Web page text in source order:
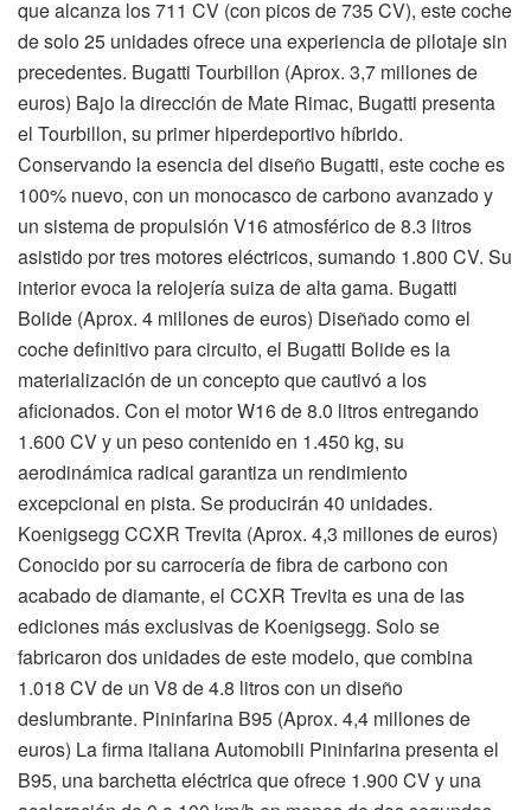
que alcanza los 711 CV (con picos de 735 CV), este coche
de solo 25 unidades ofrece una experiencia de pilotaje sin
precedentes. Bugatti Tourbillon (Aprox. 3,7 millones de
euros) Bajo la dirección de Mate Rimac, Bugatti presenta
el Tourbillon, su primer hiperdeportivo híbrido.
Conservando la esencia del diseño Bugatti, este coche es
100% nuevo, con un monocasco de carbono avanzado y
un sistema de propulsión V16 atmosférico de 8.3 litros
asistido por tres motores eléctricos, sumando 1.800 CV. Su
interior evoca la relojería suiza de alta gama. Bugatti
Bolide (Aprox. 4 millones de euros) Diseñado como el
coche definitivo para circuito, el Bugatti Bolide es la
materialización de un concepto que cautivó a los
aficionados. Con el motor W16 de 8.0 litros entregando
1.600 CV y un peso contenido en 1.450 kg, su
aerodinámica radical garantiza un rendimiento
excepcional en pista. Se producirán 40 unidades.
Koenigsegg CCXR Trevita (Aprox. 4,3 millones de euros)
Conocido por su carrocería de fibra de carbono con
acabado de diamante, el CCXR Trevita es una de las
ediciones más exclusivas de Koenigsegg. Solo se
fabricaron dos unidades de este modelo, que combina
1.018 CV de un V8 de 4.8 litros con un diseño
deslumbrante. Pininfarina B95 (Aprox. 4,4 millones de
euros) La firma italiana Automobili Pininfarina presenta el
B95, una barchetta eléctrica que ofrece 1.900 CV y una